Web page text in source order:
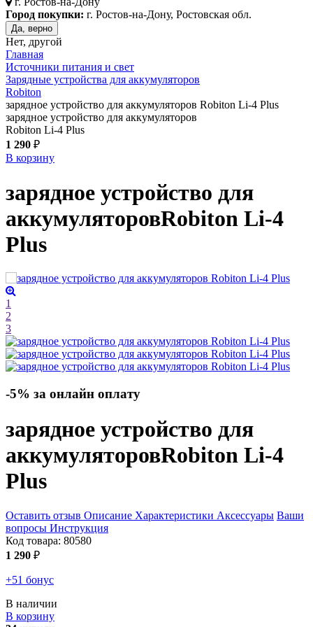
Город покупки: г. Ростов-на-Дону, Ростовская обл.
Да, верно
Нет, другой
Главная
Источники питания и свет
Зарядные устройства для аккумуляторов
Robiton
зарядное устройство для аккумуляторов Robiton Li-4 Plus
зарядное устройство для аккумуляторов
Robiton Li-4 Plus
1 290 ₽
В корзину
зарядное устройство для
аккумуляторовRobiton Li-4
Plus
1
2
3
-5% за онлайн оплату
зарядное устройство для
аккумуляторовRobiton Li-4
Plus
Оставить отзыв Описание Характеристики Аксессуары Ваши
вопросы Инструкция
Код товара: 80580
1 290 ₽
+51 бонус
В наличии
В корзину